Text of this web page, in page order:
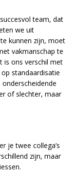
team, dat
we uit
kunnen zijn, moet
vakmanschap te
is ons verschil met
standaardisatie
of slechter, maar
je twee collega’s
zijn, maar